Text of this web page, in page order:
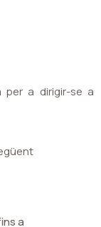
per a dirigir-se a
a